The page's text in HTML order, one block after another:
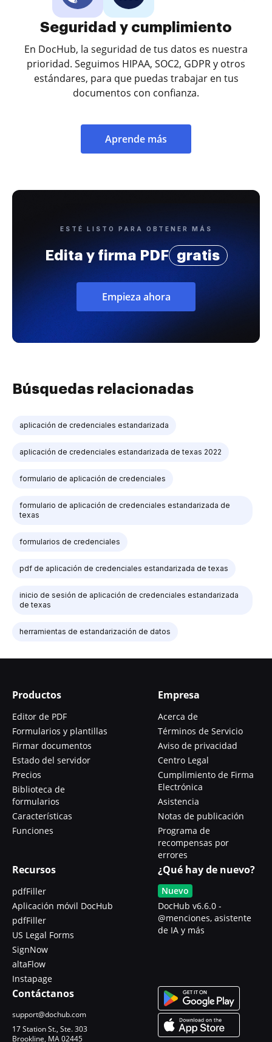
Seguridad y cumplimiento
En DocHub, la seguridad de tus datos es nuestra
prioridad. Seguimos HIPAA, SOC2, GDPR y otros
estándares, para que puedas trabajar en tus
documentos con confianza.
Aprende más
ESTÉ LISTO PARA OBTENER MÁS
Edita y firma PDF gratis
Empieza ahora
Búsquedas relacionadas
aplicación de credenciales estandarizada
aplicación de credenciales estandarizada de texas 2022
formulario de aplicación de credenciales
formulario de aplicación de credenciales estandarizada de
texas
formularios de credenciales
pdf de aplicación de credenciales estandarizada de texas
inicio de sesión de aplicación de credenciales estandarizada
de texas
herramientas de estandarización de datos
Productos
Editor de PDF
Formularios y plantillas
Firmar documentos
Estado del servidor
Precios
Biblioteca de
formularios
Características
Funciones
Empresa
Acerca de
Términos de Servicio
Aviso de privacidad
Centro Legal
Cumplimiento de Firma
Electrónica
Asistencia
Notas de publicación
Programa de
recompensas por
errores
Recursos
pdfFiller
Aplicación móvil DocHub
pdfFiller
US Legal Forms
SignNow
altaFlow
Instapage
¿Qué hay de nuevo?
Nuevo
DocHub v6.6.0 -
@menciones, asistente
de IA y más
Contáctanos
support@dochub.com
17 Station St., Ste. 303
Brookline, MA 02445